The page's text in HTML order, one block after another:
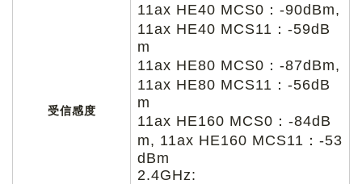
受信感度
11ax HE40 MCS0：-90dBm,
11ax HE40 MCS11：-59dB
m
11ax HE80 MCS0：-87dBm,
11ax HE80 MCS11：-56dB
m
11ax HE160 MCS0：-84dB
m, 11ax HE160 MCS11：-53
dBm
2.4GHz: